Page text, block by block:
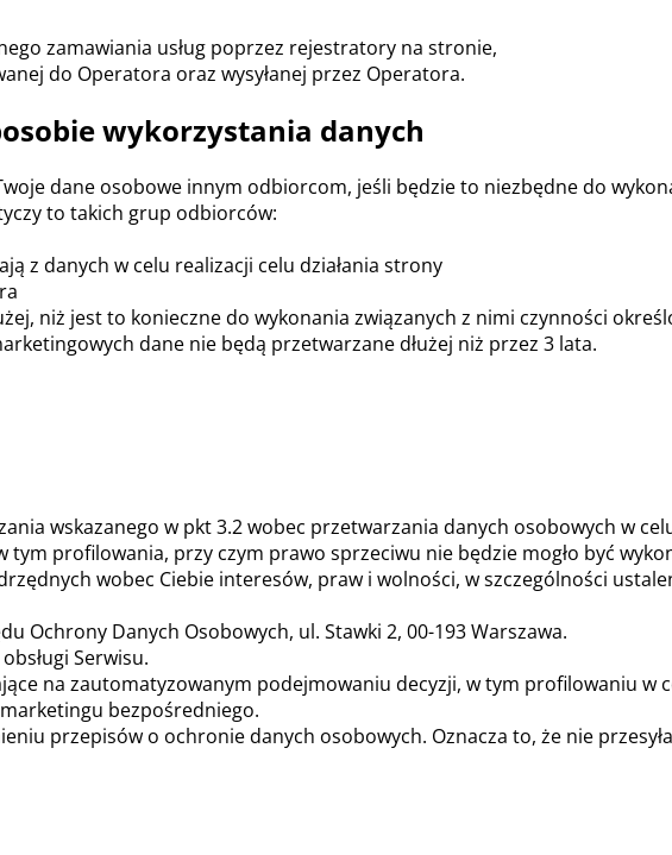
zamawiania usług poprzez rejestratory na stronie,
do Operatora oraz wysyłanej przez Operatora.
wykorzystania danych
dane osobowe innym odbiorcom, jeśli będzie to niezbędne do
to takich grup odbiorców:
z danych w celu realizacji celu działania strony
niż jest to konieczne do wykonania związanych z nimi czynności
dane nie będą przetwarzane dłużej niż przez 3 lata.
wskazanego w pkt 3.2 wobec przetwarzania danych osobowych w
profilowania, przy czym prawo sprzeciwu nie będzie mogło być
wobec Ciebie interesów, praw i wolności, w szczególności
Ochrony Danych Osobowych, ul. Stawki 2, 00-193 Warszawa.
Serwisu.
na zautomatyzowanym podejmowaniu decyzji, w tym profilowaniu w
bezpośredniego.
przepisów o ochronie danych osobowych. Oznacza to, że nie